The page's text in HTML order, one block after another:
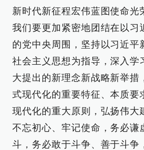
新时代新征程宏伟蓝图使命光
我们要更加紧密地团结在以习
的党中央周围，坚持以习近平
社会主义思想为指导，深入学
大提出的新理念新战略新举措
式现代化的重要特征、本质要
现代化的重大原则，弘扬伟大
不忘初心、牢记使命，务必谦
斗，务必敢于斗争、善于斗争